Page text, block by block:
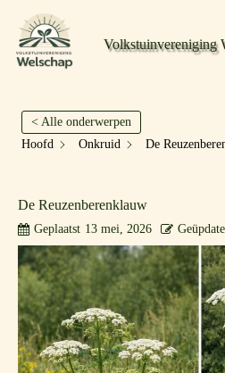
Volkstuinvereniging
< Alle onderwerpen
Hoofd
Onkruid De
De Reuzenberenklauw
Geplaatst 13 mei, 2026